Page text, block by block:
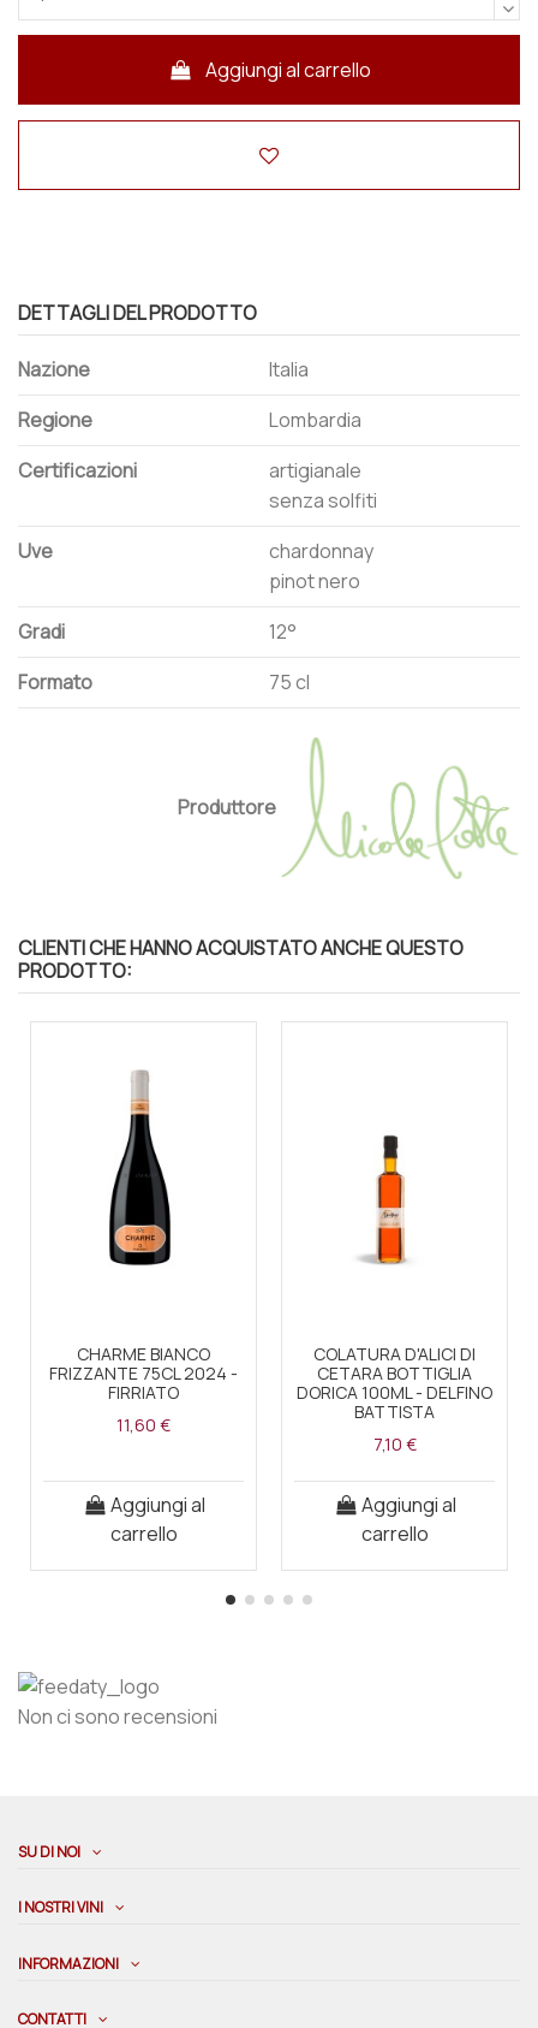
Aggiungi al carrello
DETTAGLI DEL PRODOTTO
Nazione
Italia
Regione
Lombardia
Certificazioni
artigianale
senza solfiti
Uve
chardonnay
pinot nero
Gradi
12°
Formato
75 cl
Produttore
CLIENTI CHE HANNO ACQUISTATO ANCHE QUESTO
PRODOTTO:
CHARME BIANCO
FRIZZANTE 75CL 2024 -
FIRRIATO
11,60 €
Aggiungi al
carrello
COLATURA D'ALICI DI
CETARA BOTTIGLIA
DORICA 100ML - DELFINO
BATTISTA
7,10 €
Aggiungi al
carrello
Non ci sono recensioni
SU DI NOI
I NOSTRI VINI
INFORMAZIONI
CONTATTI